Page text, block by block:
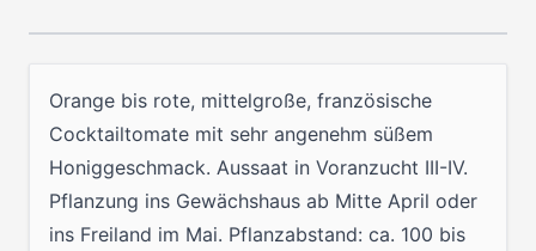
Orange bis rote, mittelgroße, französische
Cocktailtomate mit sehr angenehm süßem
Honiggeschmack. Aussaat in Voranzucht III-IV.
Pflanzung ins Gewächshaus ab Mitte April oder
ins Freiland im Mai. Pflanzabstand: ca. 100 bis